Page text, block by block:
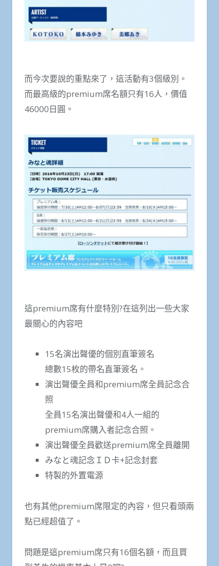
而今次要說的重點來了，這活動有3個級別。
而最高級的premium席名額只有16人，價值
46000日圓。
這premium席有什麼特別?在這列出一些大家
最關心的內容吧
15名演出聲優的個別直筆簽名
總數15枚的帶名直筆簽名。
演出聲優全員和premium席全員記念合
照
全員15名演出聲優和4人一組的
premium席購入者記念合照。
演出聲優全員歡送premium席全員離開
みなと魂記念ＩＤ卡+記念封套
特製的外置電源
也有其他premium席限定的內容，但只看頭兩
點已經超值了。
問題是這premium席只有16個名額，而且買